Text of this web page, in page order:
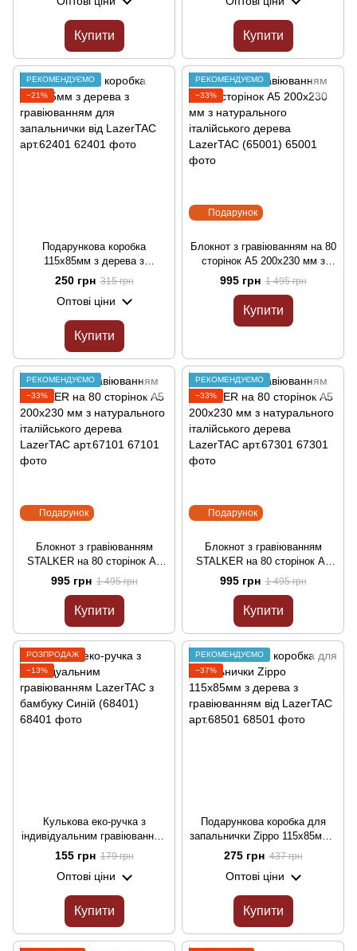
арт.62201
Купити
арт.62301
Купити
РЕКОМЕНДУЄМО
−21%
Подарункова коробка
115х85мм з дерева з
гравіюванням для
запальнички від LazerTAC
арт.62401
250 грн 315 грн
Оптові ціни
Купити
Подарунок
РЕКОМЕНДУЄМО
−33%
Блокнот з гравіюванням на 80
сторінок А5 200х230 мм з
натурального італійського
дерева LazerTAC (65001)
995 грн 1 495 грн
Купити
Подарунок
РЕКОМЕНДУЄМО
−33%
Блокнот з гравіюванням
STALKER на 80 сторінок А5
200х230 мм з натурального
італійського дерева LazerTAC
арт.67101
995 грн 1 495 грн
Купити
Подарунок
РЕКОМЕНДУЄМО
−33%
Блокнот з гравіюванням
STALKER на 80 сторінок А5
200х230 мм з натурального
італійського дерева LazerTAC
арт.67301
995 грн 1 495 грн
Купити
РОЗПРОДАЖ
−13%
Кулькова еко-ручка з
індивідуальним гравіюванням
LazerTAC з бамбуку Синій
(68401)
155 грн 179 грн
Оптові ціни
Купити
РЕКОМЕНДУЄМО
−37%
Подарункова коробка для
запальнички Zippo 115х85мм з
дерева з гравіюванням від
LazerTAC арт.68501
275 грн 437 грн
Оптові ціни
Купити